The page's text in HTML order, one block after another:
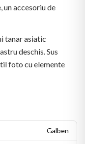
un accesoriu de
tanar asiatic
deschis. Sus
foto cu elemente
Galben